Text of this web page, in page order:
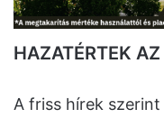
HAZATÉRTEK
A friss hírek